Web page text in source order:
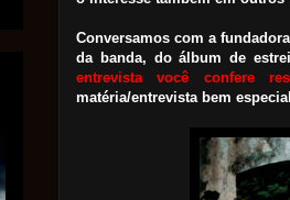
Conversamos com a
da banda, do álbum de
entrevista você confere
matéria/entrevista bem